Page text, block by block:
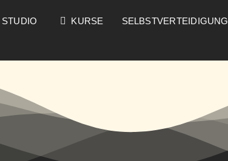
STUDIO KURSE SELBSTVERTEIDIGUNG